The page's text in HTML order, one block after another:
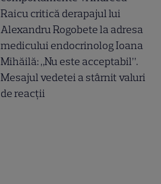
Raicu critică derapajul lui
Alexandru Rogobete la adresa
medicului endocrinolog Ioana
Mihăilă: „Nu este acceptabil”.
Mesajul vedetei a stârnit valuri
de reacții